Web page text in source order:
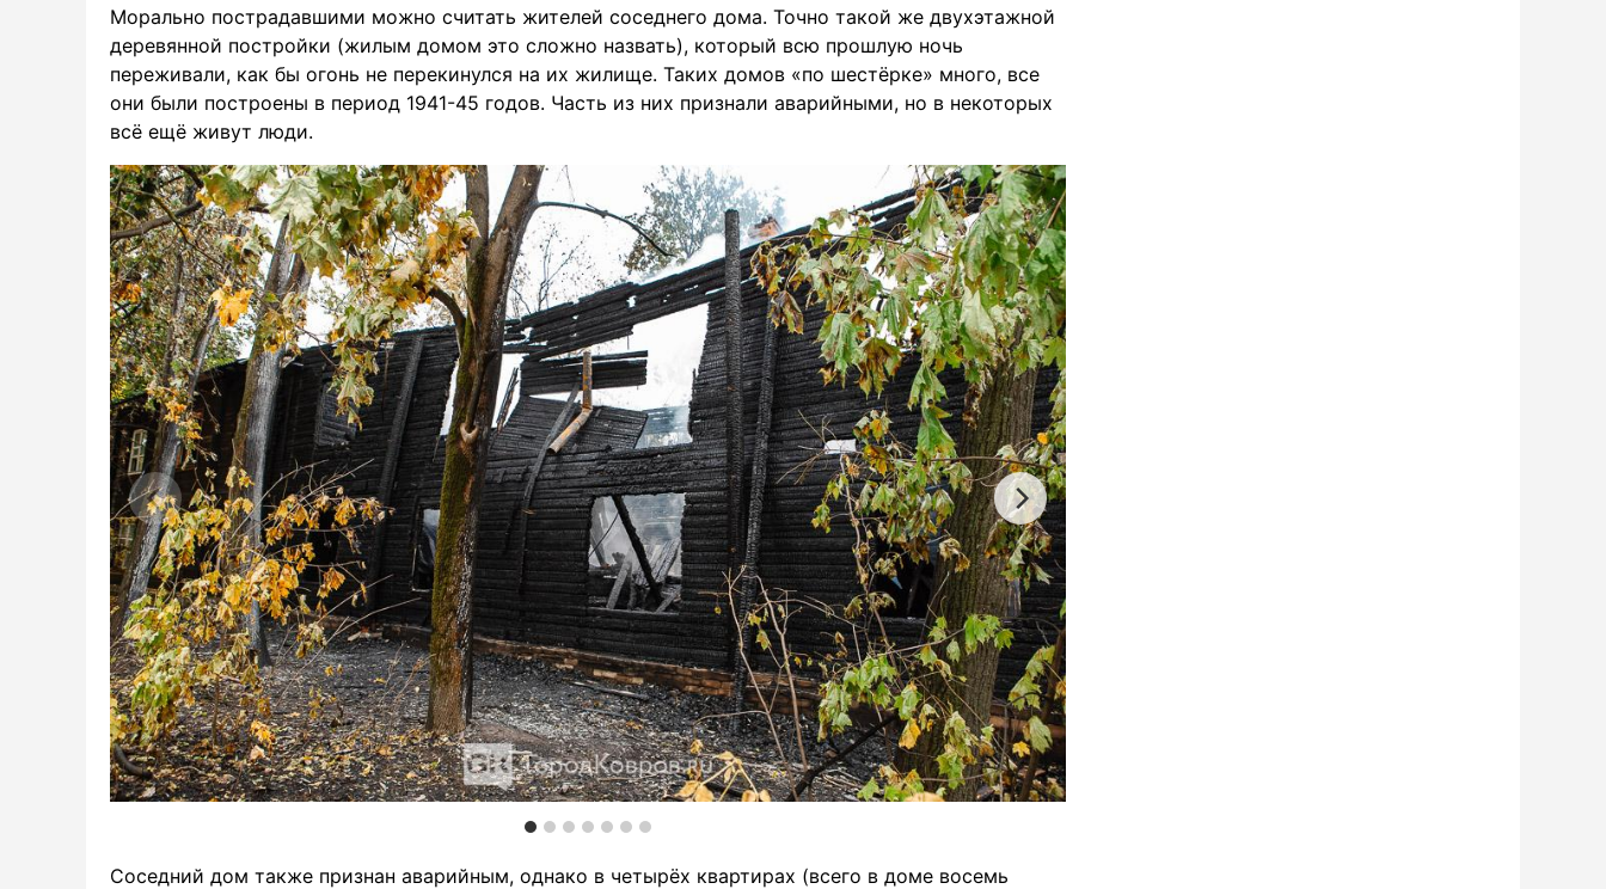
Морально пострадавшими можно считать жителей соседнего дома. Точно такой же двухэтажной
деревянной постройки (жилым домом это сложно назвать), который всю прошлую ночь
переживали, как бы огонь не перекинулся на их жилище. Таких домов «по шестёрке» много, все
они были построены в период 1941-45 годов. Часть из них признали аварийными, но в некоторых
всё ещё живут люди.
Соседний дом также признан аварийным, однако в четырёх квартирах (всего в доме восемь